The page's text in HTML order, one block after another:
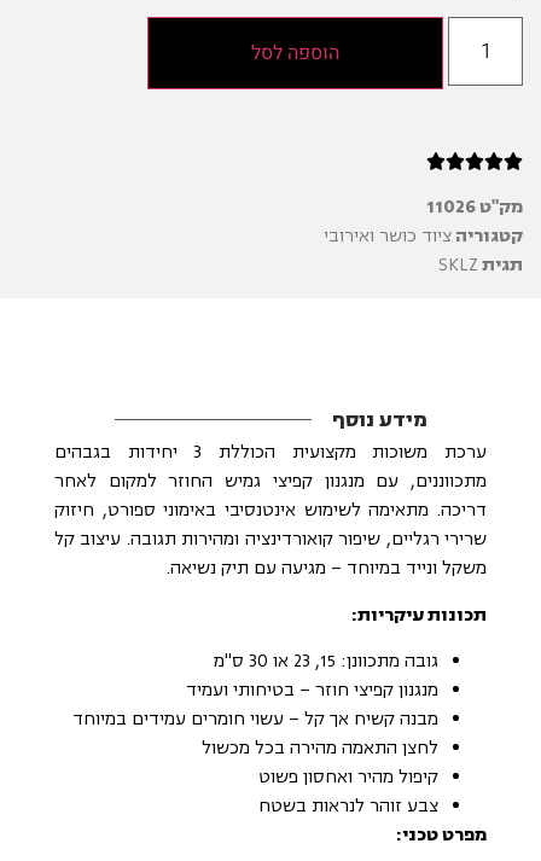
הוספה לסל





מק"ט11026
קטגוריהציוד כושר ואירובי
תגיתSKLZ
מידע נוסף
ערכת משוכות מקצועית הכוללת 3 יחידות בגבהים
מתכווננים, עם מנגנון קפיצי גמיש החוזר למקום לאחר
דריכה. מתאימה לשימוש אינטנסיבי באימוני ספורט, חיזוק
שרירי רגליים, שיפור קואורדינציה ומהירות תגובה. עיצוב קל
משקל ונייד במיוחד – מגיעה עם תיק נשיאה.
תכונות עיקריות:
גובה מתכוונן: 15, 23 או 30 ס"מ
מנגנון קפיצי חוזר – בטיחותי ועמיד
מבנה קשיח אך קל – עשוי חומרים עמידים במיוחד
לחצן התאמה מהירה בכל מכשול
קיפול מהיר ואחסון פשוט
צבע זוהר לנראות בשטח
מפרט טכני: